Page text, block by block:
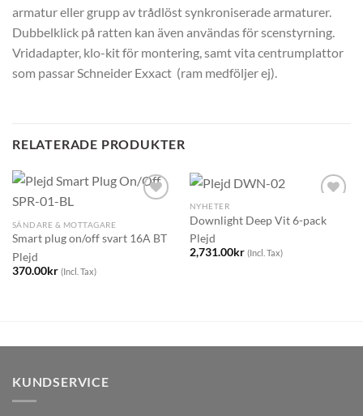
armatur eller grupp av trådlöst synkroniserade armaturer.
Dubbelklick på ratten kan även användas för scenstyrning.
Vridadapter, klo-kit för montering, samt vita centrumplattor
som passar Schneider Exxact (ram medföljer ej).
RELATERADE PRODUKTER
SÄNDARE & MOTTAGARE
Smart plug on/off svart 16A BT
Plejd
370.00kr (Incl. Tax)
NYHETER
Downlight Deep Vit 6-pack
Plejd
2,731.00kr (Incl. Tax)
KUNDSERVICE